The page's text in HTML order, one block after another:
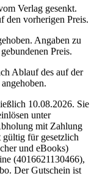
Verlag gesenkt.
den vorherigen Preis.
Angaben zu
Preis.
Ablauf des auf der
10.08.2026. Sie
unter
mit Zahlung
für gesetzlich
und eBooks)
(4016621130466),
Der Gutschein ist